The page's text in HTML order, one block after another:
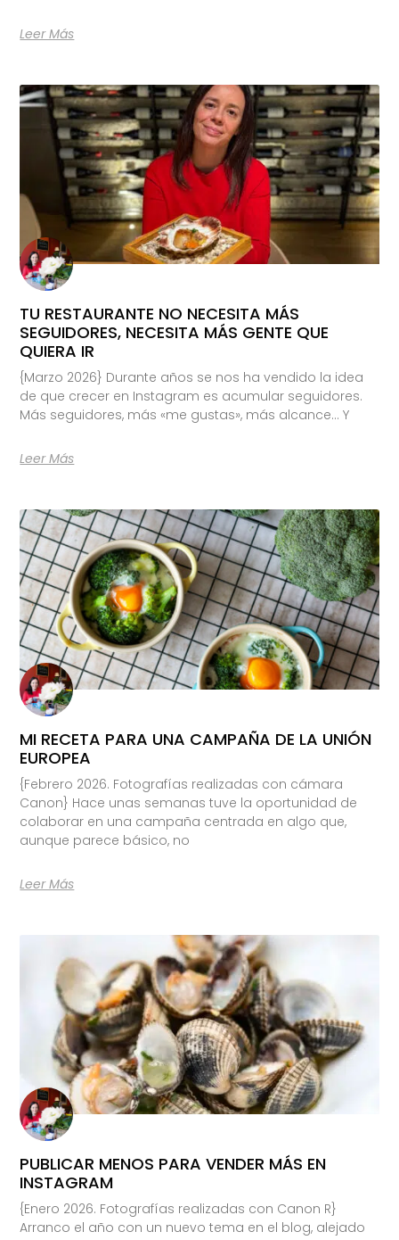
Leer Más
TU RESTAURANTE NO NECESITA MÁS
SEGUIDORES, NECESITA MÁS GENTE QUE
QUIERA IR
{Marzo 2026} Durante años se nos ha vendido la idea
de que crecer en Instagram es acumular seguidores.
Más seguidores, más «me gustas», más alcance… Y
Leer Más
MI RECETA PARA UNA CAMPAÑA DE LA UNIÓN
EUROPEA
{Febrero 2026. Fotografías realizadas con cámara
Canon} Hace unas semanas tuve la oportunidad de
colaborar en una campaña centrada en algo que,
aunque parece básico, no
Leer Más
PUBLICAR MENOS PARA VENDER MÁS EN
INSTAGRAM
{Enero 2026. Fotografías realizadas con Canon R}
Arranco el año con un nuevo tema en el blog, alejado